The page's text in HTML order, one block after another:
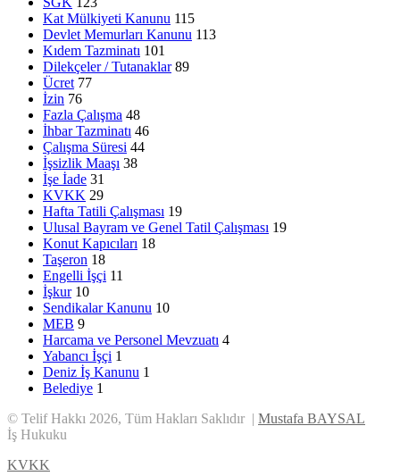
Kat Mülkiyeti Kanunu 115
Devlet Memurları Kanunu 113
Kıdem Tazminatı 101
Dilekçeler / Tutanaklar 89
Ücret 77
İzin 76
Fazla Çalışma 48
İhbar Tazminatı 46
Çalışma Süresi 44
İşsizlik Maaşı 38
İşe İade 31
KVKK 29
Hafta Tatili Çalışması 19
Ulusal Bayram ve Genel Tatil Çalışması 19
Konut Kapıcıları 18
Taşeron 18
Engelli İşçi 11
İşkur 10
Sendikalar Kanunu 10
MEB 9
Harcama ve Personel Mevzuatı 4
Yabancı İşçi 1
Deniz İş Kanunu 1
Belediye 1
© Telif Hakkı 2026, Tüm Hakları Saklıdır | Mustafa BAYSAL
İş Hukuku
KVKK